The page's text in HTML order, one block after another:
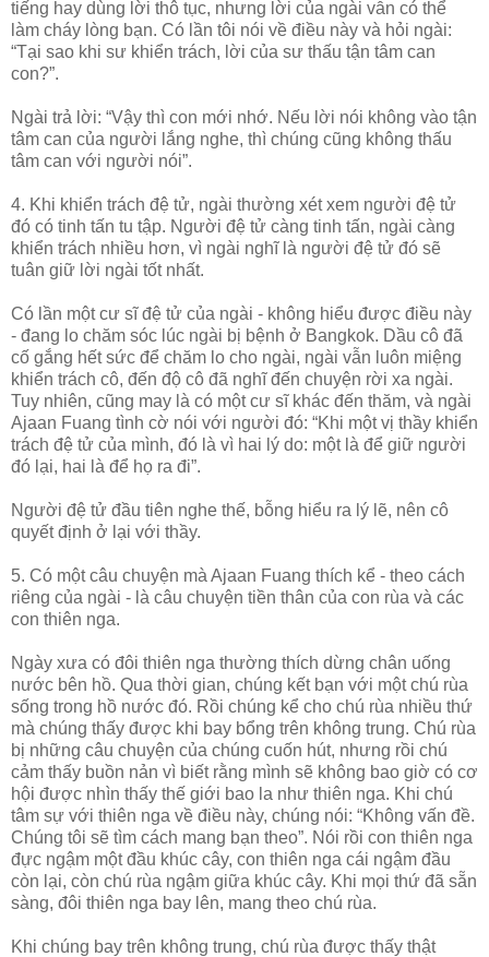
tiếng hay dùng lời thô tục, nhưng lời của ngài vẫn có thể
làm cháy lòng bạn. Có lần tôi nói về điều này và hỏi ngài:
“Tại sao khi sư khiển trách, lời của sư thấu tận tâm can
con?”.
Ngài trả lời: “Vậy thì con mới nhớ. Nếu lời nói không vào tận
tâm can của người lắng nghe, thì chúng cũng không thấu
tâm can với người nói”.
4. Khi khiển trách đệ tử, ngài thường xét xem người đệ tử
đó có tinh tấn tu tập. Người đệ tử càng tinh tấn, ngài càng
khiển trách nhiều hơn, vì ngài nghĩ là người đệ tử đó sẽ
tuân giữ lời ngài tốt nhất.
Có lần một cư sĩ đệ tử của ngài - không hiểu được điều này
- đang lo chăm sóc lúc ngài bị bệnh ở Bangkok. Dầu cô đã
cố gắng hết sức để chăm lo cho ngài, ngài vẫn luôn miệng
khiển trách cô, đến độ cô đã nghĩ đến chuyện rời xa ngài.
Tuy nhiên, cũng may là có một cư sĩ khác đến thăm, và ngài
Ajaan Fuang tình cờ nói với người đó: “Khi một vị thầy khiển
trách đệ tử của mình, đó là vì hai lý do: một là để giữ người
đó lại, hai là để họ ra đi”.
Người đệ tử đầu tiên nghe thế, bỗng hiểu ra lý lẽ, nên cô
quyết định ở lại với thầy.
5. Có một câu chuyện mà Ajaan Fuang thích kể - theo cách
riêng của ngài - là câu chuyện tiền thân của con rùa và các
con thiên nga.
Ngày xưa có đôi thiên nga thường thích dừng chân uống
nước bên hồ. Qua thời gian, chúng kết bạn với một chú rùa
sống trong hồ nước đó. Rồi chúng kể cho chú rùa nhiều thứ
mà chúng thấy được khi bay bổng trên không trung. Chú rùa
bị những câu chuyện của chúng cuốn hút, nhưng rồi chú
cảm thấy buồn nản vì biết rằng mình sẽ không bao giờ có cơ
hội được nhìn thấy thế giới bao la như thiên nga. Khi chú
tâm sự với thiên nga về điều này, chúng nói: “Không vấn đề.
Chúng tôi sẽ tìm cách mang bạn theo”. Nói rồi con thiên nga
đực ngậm một đầu khúc cây, con thiên nga cái ngậm đầu
còn lại, còn chú rùa ngậm giữa khúc cây. Khi mọi thứ đã sẵn
sàng, đôi thiên nga bay lên, mang theo chú rùa.
Khi chúng bay trên không trung, chú rùa được thấy thật